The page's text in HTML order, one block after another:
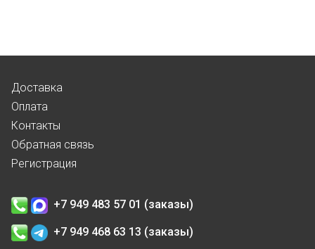
Доставка
Оплата
Контакты
Обратная связь
Регистрация
+7 949 483 57 01 (заказы)
+7 949 468 63 13 (заказы)